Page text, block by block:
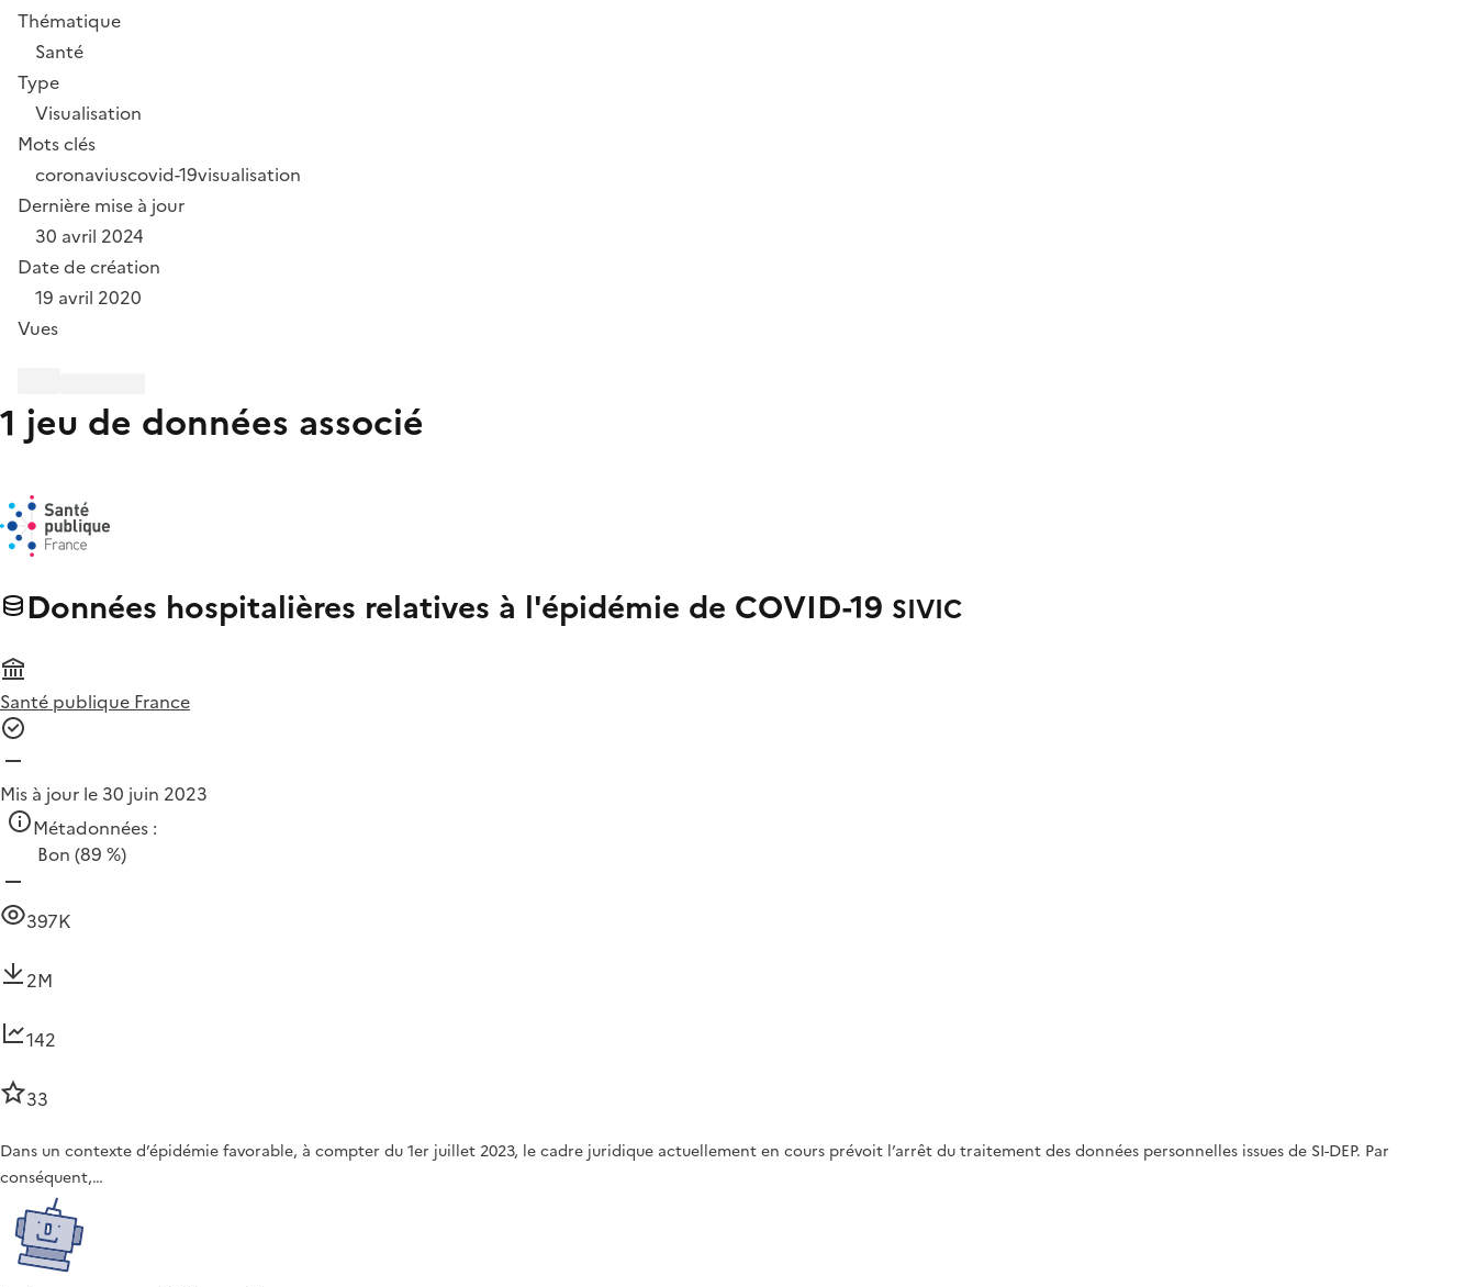
Thématique
Santé
Type
Visualisation
Mots clés
coronaviuscovid-19visualisation
Dernière mise à jour
30 avril 2024
Date de création
19 avril 2020
Vues
1 jeu de données associé
Données hospitalières relatives à l'épidémie de COVID-19 SIVIC
Santé publique France
Mis à jour le 30 juin 2023
Métadonnées :
Bon (89 %)
397K
2M
142
33
Dans un contexte d’épidémie favorable, à compter du 1er juillet 2023, le cadre juridique actuellement en cours prévoit l’arrêt du traitement des données personnelles issues de SI-DEP. Par
conséquent,…